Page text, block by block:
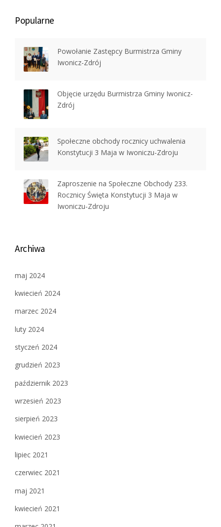
Popularne
Powołanie Zastępcy Burmistrza Gminy
Iwonicz-Zdrój
Objęcie urzędu Burmistrza Gminy Iwonicz-
Zdrój
Społeczne obchody rocznicy uchwalenia
Konstytucji 3 Maja w Iwoniczu-Zdroju
Zaproszenie na Społeczne Obchody 233.
Rocznicy Święta Konstytucji 3 Maja w
Iwoniczu-Zdroju
Archiwa
maj 2024
kwiecień 2024
marzec 2024
luty 2024
styczeń 2024
grudzień 2023
październik 2023
wrzesień 2023
sierpień 2023
kwiecień 2023
lipiec 2021
czerwiec 2021
maj 2021
kwiecień 2021